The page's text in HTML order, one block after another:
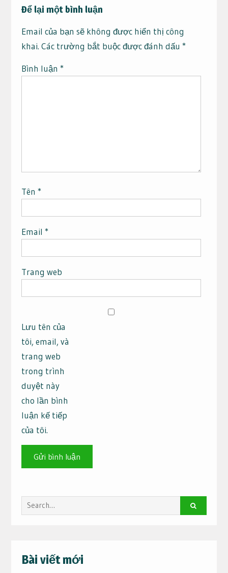
Để lại một bình luận
Email của bạn sẽ không được hiển thị công
khai. Các trường bắt buộc được đánh dấu *
Bình luận *
Tên *
Email *
Trang web
Lưu tên của
tôi, email, và
trang web
trong trình
duyệt này
cho lần bình
luận kế tiếp
của tôi.
Search
for:
Bài viết mới